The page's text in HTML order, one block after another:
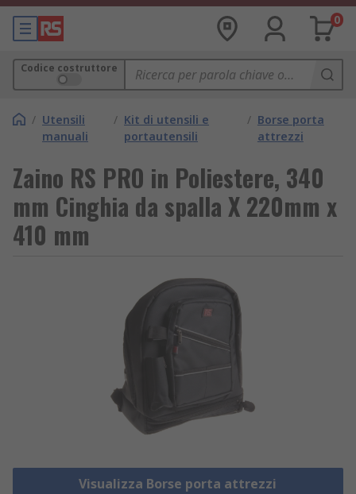
0
Codice costruttore
/ Utensili
manuali
/ Kit di utensili e
portautensili
/ Borse porta
attrezzi
Zaino RS PRO in Poliestere, 340
mm Cinghia da spalla X 220mm x
410 mm
Visualizza Borse porta attrezzi